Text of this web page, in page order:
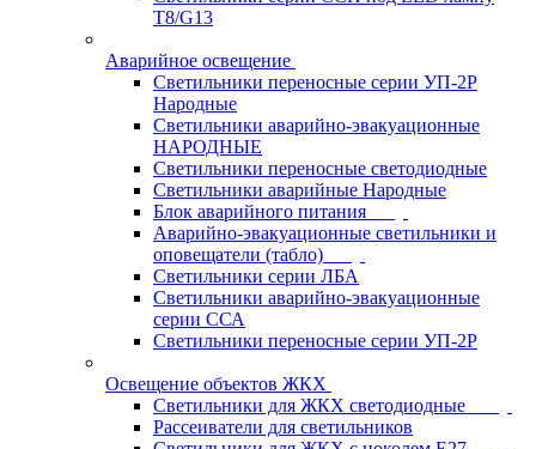
T8/G13
Аварийное освещение
Светильники переносные серии УП-2Р
Народные
Светильники аварийно-эвакуационные
НАРОДНЫЕ
Светильники переносные светодиодные
Светильники аварийные Народные
Блок аварийного питания
Аварийно-эвакуационные светильники и
оповещатели (табло)
Светильники серии ЛБА
Светильники аварийно-эвакуационные
серии ССА
Светильники переносные серии УП-2Р
Освещение объектов ЖКХ
Светильники для ЖКХ светодиодные
Рассеиватели для светильников